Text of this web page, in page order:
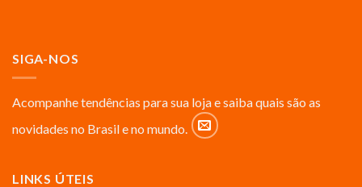
SIGA-NOS
Acompanhe tendências para sua loja e saiba quais são as
novidades no Brasil e no mundo.
LINKS ÚTEIS